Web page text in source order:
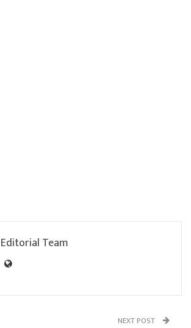
Editorial Team
NEXT POST